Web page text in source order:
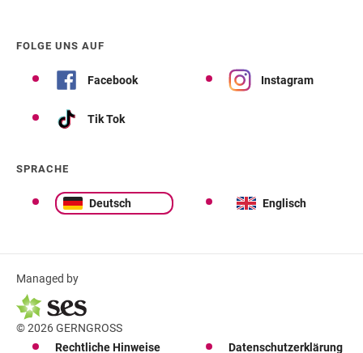
FOLGE UNS AUF
Facebook Instagram
Tik Tok
SPRACHE
Deutsch Englisch
Managed by
© 2026 GERNGROSS
Rechtliche Hinweise
Datenschutzerklärung